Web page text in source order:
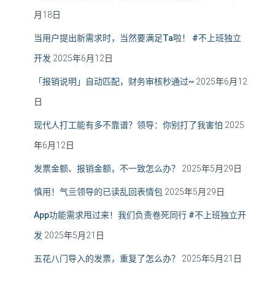
月18日
当用户提出新需求时，当然要满足Ta啦！ #不上班独立
开发 2025年6月12日
「报销说明」自动匹配，财务审核秒通过~ 2025年6月12
日
现代人打工能有多不靠谱？领导：你别打了我害怕 2025
年6月12日
发票金额、报销金额，不一致怎么办？ 2025年5月29日
慎用！气亖领导的已读乱回表情包 2025年5月29日
App功能需求甩过来！我们负责卷死同行 #不上班独立开
发 2025年5月21日
五花八门导入的发票，重复了怎么办？ 2025年5月21日